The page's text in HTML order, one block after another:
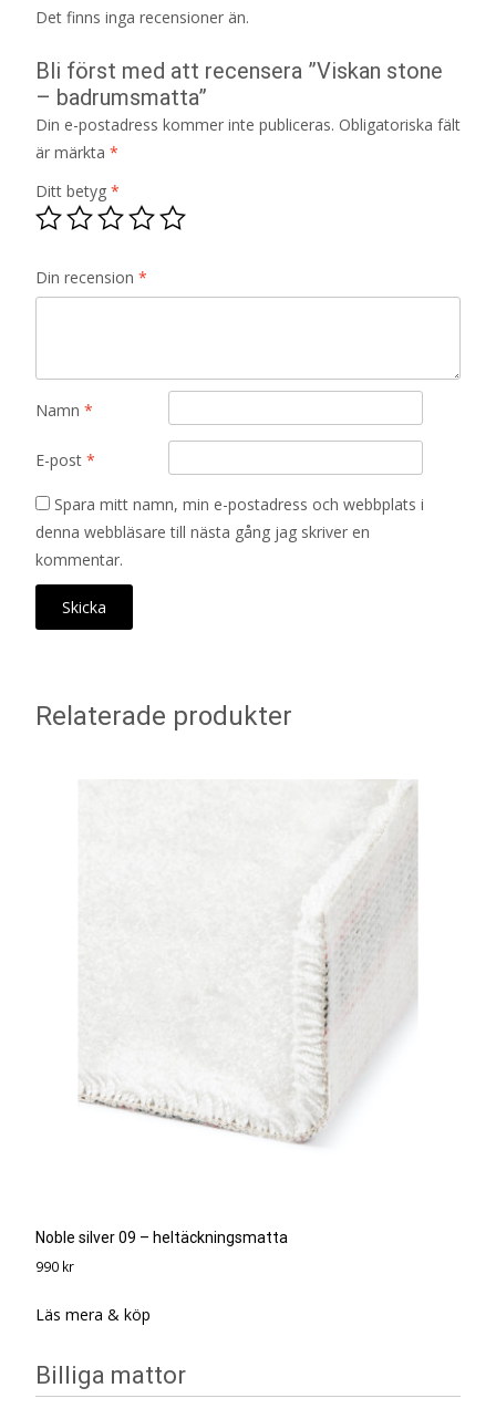
Det finns inga recensioner än.
Bli först med att recensera ”Viskan stone
– badrumsmatta”
Din e-postadress kommer inte publiceras. Obligatoriska fält
är märkta *
Ditt betyg *
Din recension *
Namn *
E-post *
Spara mitt namn, min e-postadress och webbplats i
denna webbläsare till nästa gång jag skriver en
kommentar.
Relaterade produkter
Noble silver 09 – heltäckningsmatta
990 kr
Läs mera & köp
Billiga mattor